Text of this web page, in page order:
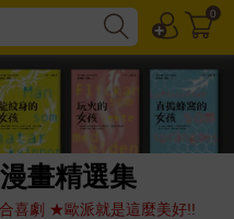
0
畫精選集
喜劇 ★歐派就是這麼美好!!